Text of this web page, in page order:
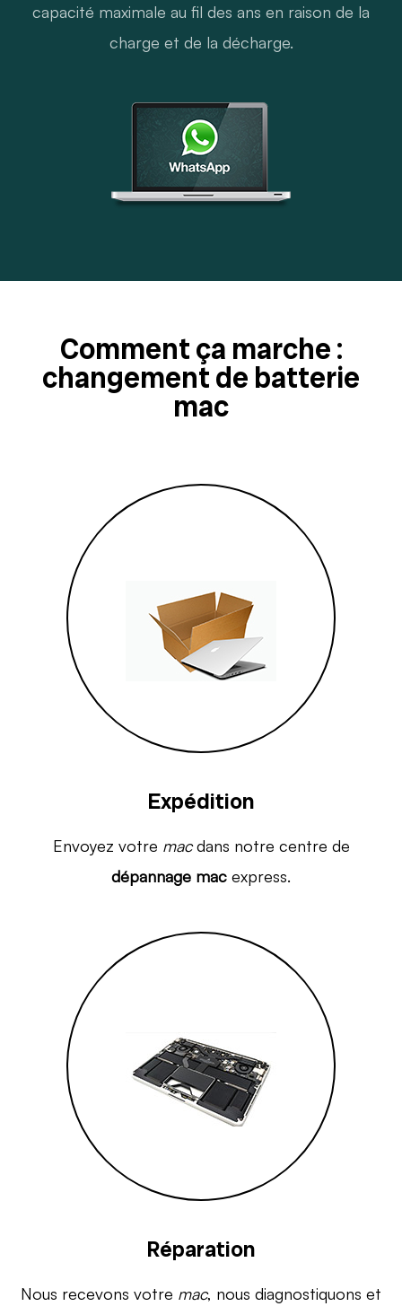
capacité maximale au fil des ans en raison de la
charge et de la décharge.
Comment ça marche :
changement de batterie
mac
Expédition
Envoyez votre macdans notre centre de
dépannage mac express.
Réparation
Nous recevons votre mac, nous diagnostiquons et